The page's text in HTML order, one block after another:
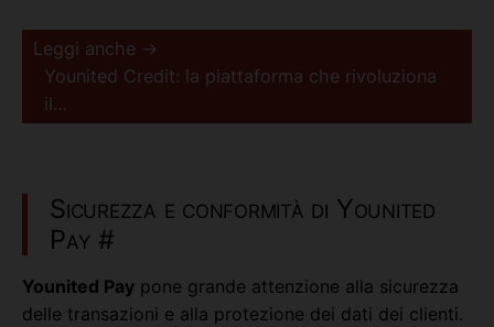
Leggi anche →
Younited Credit: la piattaforma che rivoluziona
il…
Sicurezza e conformità di Younited
Pay #
Younited Pay pone grande attenzione alla sicurezza
delle transazioni e alla protezione dei dati dei clienti.